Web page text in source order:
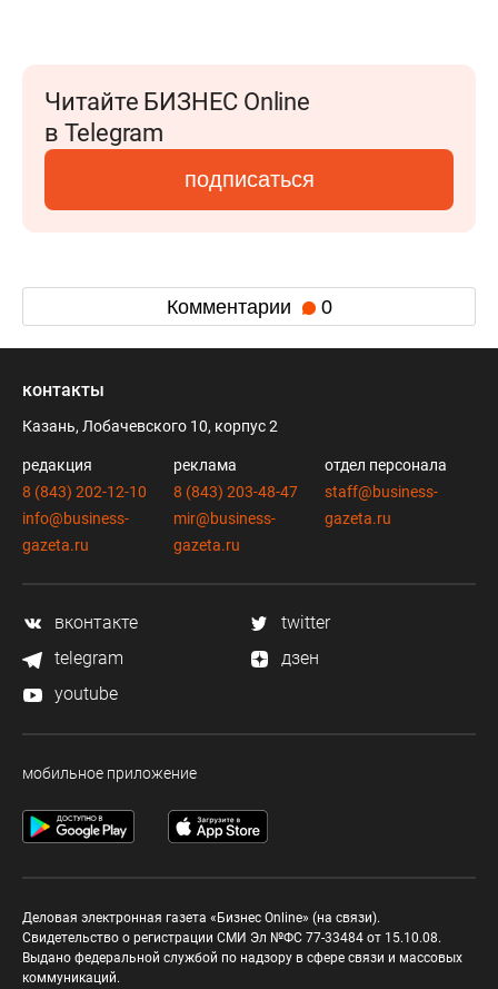
Читайте БИЗНЕС Online
в Telegram
подписаться
Комментарии 0
контакты
Казань, Лобачевского 10, корпус 2
редакция
8 (843) 202-12-10
info@business-
gazeta.ru
реклама
8 (843) 203-48-47
mir@business-
gazeta.ru
отдел персонала
staff@business-
gazeta.ru
вконтакте
twitter
telegram
дзен
youtube
мобильное приложение
Деловая электронная газета «Бизнес Online» (на связи).
Свидетельство о регистрации СМИ Эл №ФС 77-33484 от 15.10.08.
Выдано федеральной службой по надзору в сфере связи и массовых
коммуникаций.